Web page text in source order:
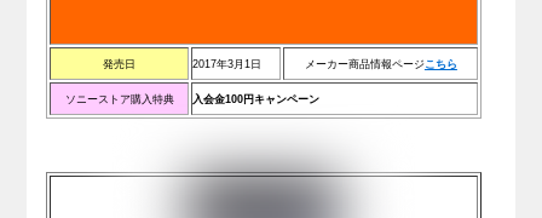
発売日 2017年3月1日 メーカー商品情報ページこちら
ソニーストア購入特典 入会金100円キャンペーン